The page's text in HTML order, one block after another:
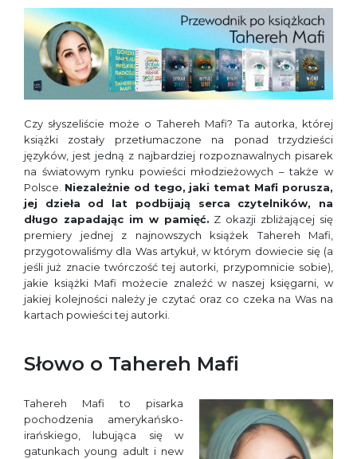
Czy słyszeliście może o Tahereh Mafi? Ta autorka, której
książki zostały przetłumaczone na ponad trzydzieści
języków, jest jedną z najbardziej rozpoznawalnych pisarek
na światowym rynku powieści młodzieżowych –także w
Polsce. Niezależnie od tego, jaki temat Mafi porusza,
jej dzieła od lat podbijają serca czytelników, na
długo zapadając im w pamięć. Z okazji zbliżającej się
premiery jednej z najnowszych książek Tahereh Mafi,
przygotowaliśmy dla Was artykuł, w którym dowiecie się (a
jeśli już znacie twórczość tej autorki, przypomnicie sobie),
jakie książki Mafi możecie znaleźć w naszej księgarni, w
jakiej kolejności należy je czytać oraz co czeka na Was na
kartach powieści tej autorki.
Słowo o Tahereh Mafi
Tahereh Mafi to pisarka
pochodzenia amerykańsko-
irańskiego, lubująca się w
gatunkach young adult i new